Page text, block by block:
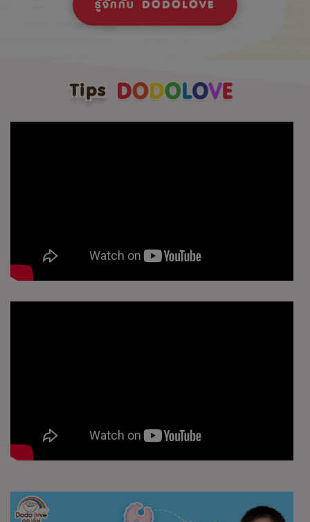
รู้จักกับ DODOLOVE
Tips